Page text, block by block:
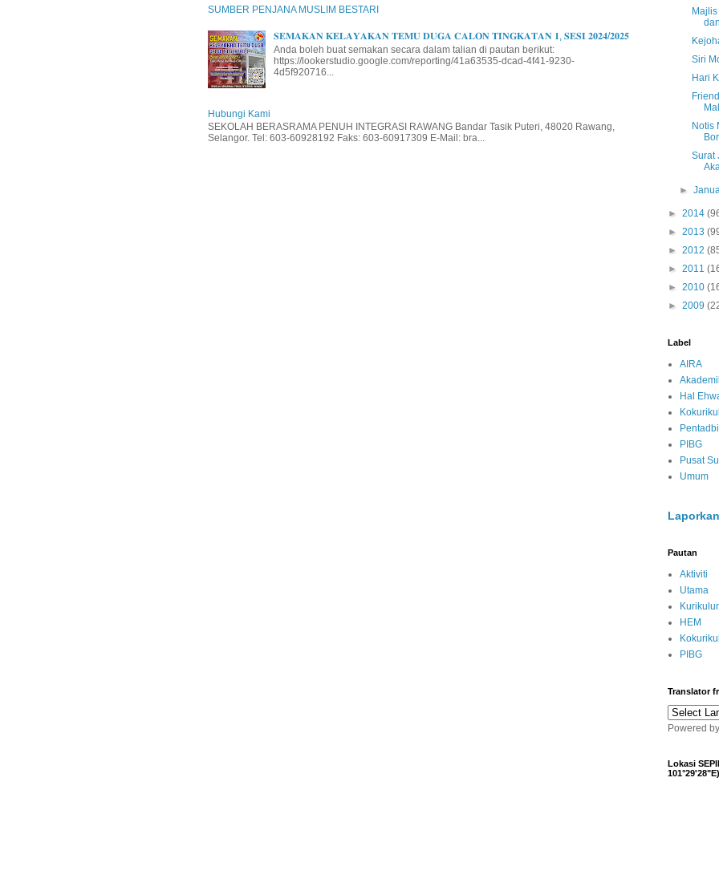
SUMBER PENJANA MUSLIM BESTARI
𝐒𝐄𝐌𝐀𝐊𝐀𝐍 𝐊𝐄𝐋𝐀𝐘𝐀𝐊𝐀𝐍 𝐓𝐄𝐌𝐔 𝐃𝐔𝐆𝐀 𝐂𝐀𝐋𝐎𝐍 𝐓𝐈𝐍𝐆𝐊𝐀𝐓𝐀𝐍 𝟏, 𝐒𝐄𝐒𝐈 𝟐𝟎𝟐𝟒/𝟐𝟎𝟐𝟓
Anda boleh buat semakan secara dalam talian di pautan berikut:
https://lookerstudio.google.com/reporting/41a63535-dcad-4f41-9230-
4d5f920716...
Hubungi Kami
SEKOLAH BERASRAMA PENUH INTEGRASI RAWANG Bandar Tasik Puteri, 48020 Rawang,
Selangor. Tel: 603-60928192 Faks: 603-60917309 E-Mail: bra...
Siri
Hari
Notis
Surat
►
► 2014
► 2013
► 2012
► 2011
► 2010
► 2009
Label
AIRA
Hal
PIBG
Pusat
Umum
Pautan
Aktiviti
Utama
HEM
PIBG
Translator
Powered
Lokasi
101°29'28"E)